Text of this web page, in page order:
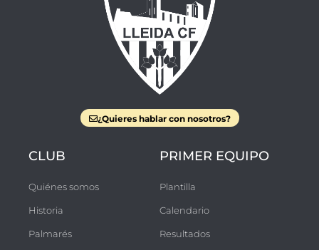
¿Quieres hablar con nosotros?
CLUB
Quiénes somos
Historia
Palmarés
PRIMER EQUIPO
Plantilla
Calendario
Resultados